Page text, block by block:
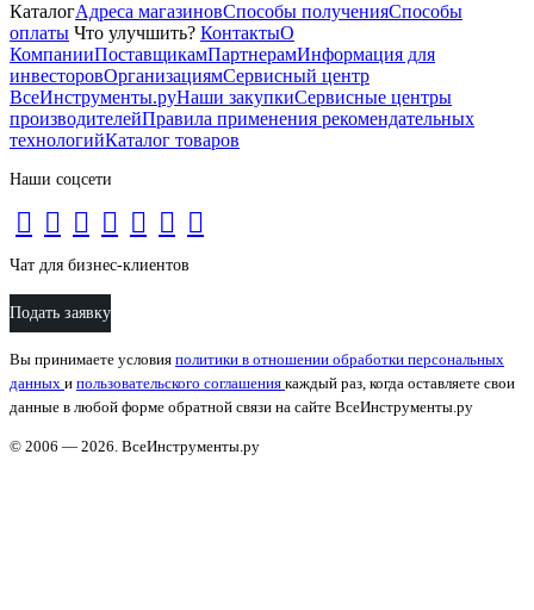
КаталогАдреса магазиновСпособы полученияСпособы
оплаты Что улучшить? КонтактыО
КомпанииПоставщикамПартнерамИнформация для
инвесторовОрганизациямСервисный центр
ВсеИнструменты.руНаши закупкиСервисные центры
производителейПравила применения рекомендательных
технологийКаталог товаров
Наши соцсети
Чат для бизнес-клиентов
Подать заявку
Вы принимаете условия политики в отношении обработки персональных
данных и пользовательского соглашения каждый раз, когда оставляете свои
данные в любой форме обратной связи на сайте ВсеИнструменты.ру
© 2006 — 2026. ВсеИнструменты.ру